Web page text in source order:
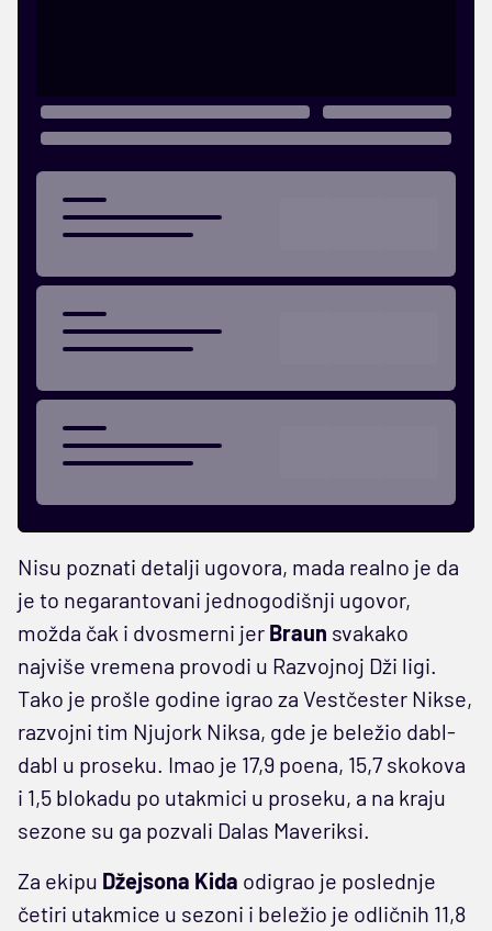
Nisu poznati detalji ugovora, mada realno je da
je to negarantovani jednogodišnji ugovor,
možda čak i dvosmerni jer Braun svakako
najviše vremena provodi u Razvojnoj Dži ligi.
Tako je prošle godine igrao za Vestčester Nikse,
razvojni tim Njujork Niksa, gde je beležio dabl-
dabl u proseku. Imao je 17,9 poena, 15,7 skokova
i 1,5 blokadu po utakmici u proseku, a na kraju
sezone su ga pozvali Dalas Maveriksi.
Za ekipu Džejsona Kida odigrao je poslednje
četiri utakmice u sezoni i beležio je odličnih 11,8